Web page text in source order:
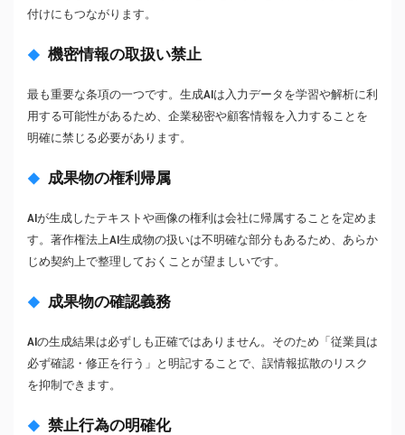
付けにもつながります。
機密情報の取扱い禁止
最も重要な条項の一つです。生成AIは入力データを学習や解析に利
用する可能性があるため、企業秘密や顧客情報を入力することを
明確に禁じる必要があります。
成果物の権利帰属
AIが生成したテキストや画像の権利は会社に帰属することを定めま
す。著作権法上AI生成物の扱いは不明確な部分もあるため、あらか
じめ契約上で整理しておくことが望ましいです。
成果物の確認義務
AIの生成結果は必ずしも正確ではありません。そのため「従業員は
必ず確認・修正を行う」と明記することで、誤情報拡散のリスク
を抑制できます。
禁止行為の明確化